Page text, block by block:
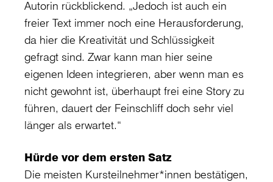
Autorin rückblickend. „Jedoch ist auch ein
freier Text immer noch eine Herausforderung,
da hier die Kreativität und Schlüssigkeit
gefragt sind. Zwar kann man hier seine
eigenen Ideen integrieren, aber wenn man es
nicht gewohnt ist, überhaupt frei eine Story zu
führen, dauert der Feinschliff doch sehr viel
länger als erwartet.“
Hürde vor dem ersten Satz
Die meisten Kursteilnehmer*innen bestätigen,